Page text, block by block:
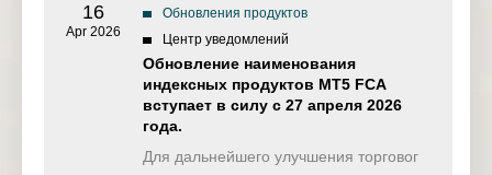
16
Apr 2026
Обновления продуктов
Центр уведомлений
Обновление наименования
индексных продуктов MT5 FCA
вступает в силу с 27 апреля 2026
года.
Для дальнейшего улучшения торговог